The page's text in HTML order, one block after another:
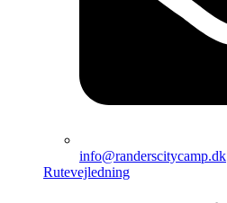
info@randerscitycamp.dk
Rutevejledning